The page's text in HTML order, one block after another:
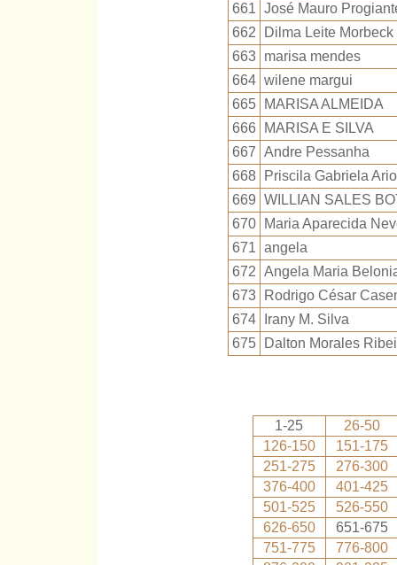
661 José Mauro
662
Dilma Leite Morbeck
663
marisa mendes
664 wilene margui
665
MARISA ALMEIDA
666
MARISA E SILVA
667 Andre Pessanha
668
Priscila Gabriela
669 WILLIAN SALES
670
Maria Aparecida
671 angela
672 Angela Maria
673
Rodrigo César
674
Irany M. Silva
675
Dalton Morales
1-25
26-50
126-150
151-175
251-275
276-300
376-400
401-425
501-525
526-550
626-650
651-675
751-775
776-800